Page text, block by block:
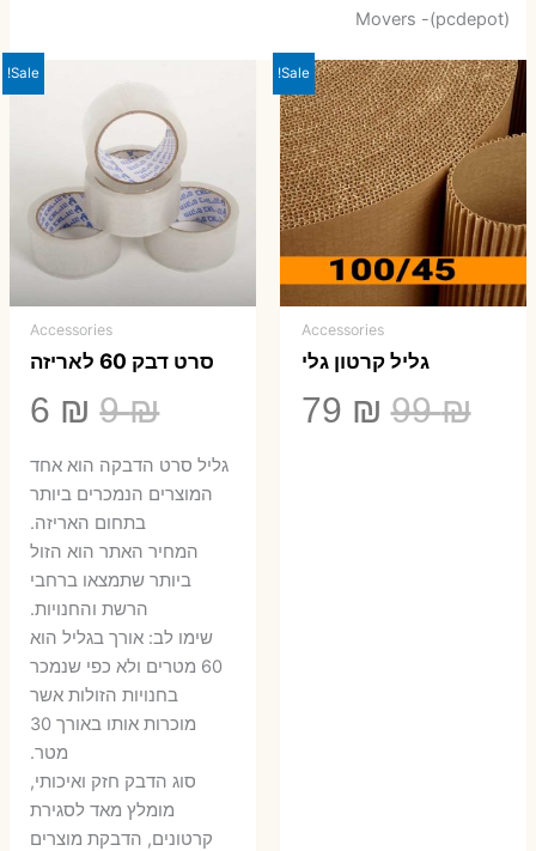
Movers -(pcdepot)
Sale!
Accessories
גליל קרטון גלי
99₪
המחיר
79 ₪
הנוכחי
Sale!
Accessories
סרט דבק 60 לאריזה
9₪
היה:
9 ₪.
6 ₪
6 ₪.
גליל סרט הדבקה הוא אחד
המוצרים הנמכרים ביותר
בתחום האריזה.
המחיר האתר הוא הזול
ביותר שתמצאו ברחבי
הרשת והחנויות.
שימו לב: אורך בגליל הוא
60 מטרים ולא כפי שנמכר
בחנויות הזולות אשר
מוכרות אותו באורך 30
מטר.
סוג הדבק חזק ואיכותי,
מומלץ מאד לסגירת
קרטונים, הדבקת מוצרים